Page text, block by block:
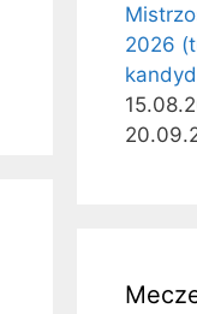
2026